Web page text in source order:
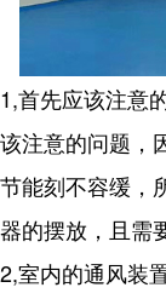
1,首先应该注意
该注意的问题，
节能刻不容缓，
器的摆放，且需
2,室内的通风装